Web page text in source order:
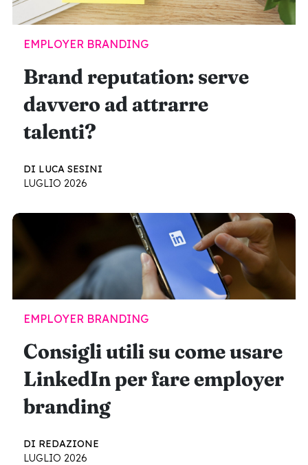
EMPLOYER BRANDING
Brand reputation: serve
davvero ad attrarre
talenti?
DI LUCA SESINI
LUGLIO 2026
EMPLOYER BRANDING
Consigli utili su come usare
LinkedIn per fare employer
branding
DI REDAZIONE
LUGLIO 2026